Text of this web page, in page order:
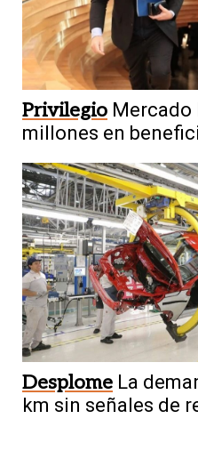
Privilegio Mercado
millones en
Desplome La
km sin señales de